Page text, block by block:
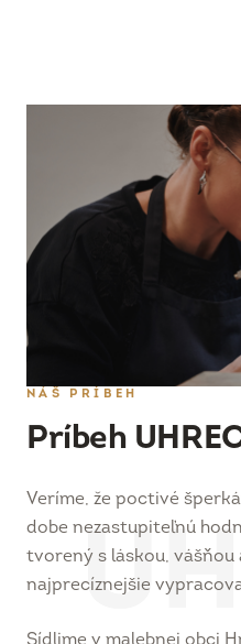
NÁŠ PRÍBEH
Príbeh
Veríme, že poctivé
dobe nezastupiteľnú
tvorený s láskou, vášňou
najprecíznejšie
Sídlime v malebnej obci